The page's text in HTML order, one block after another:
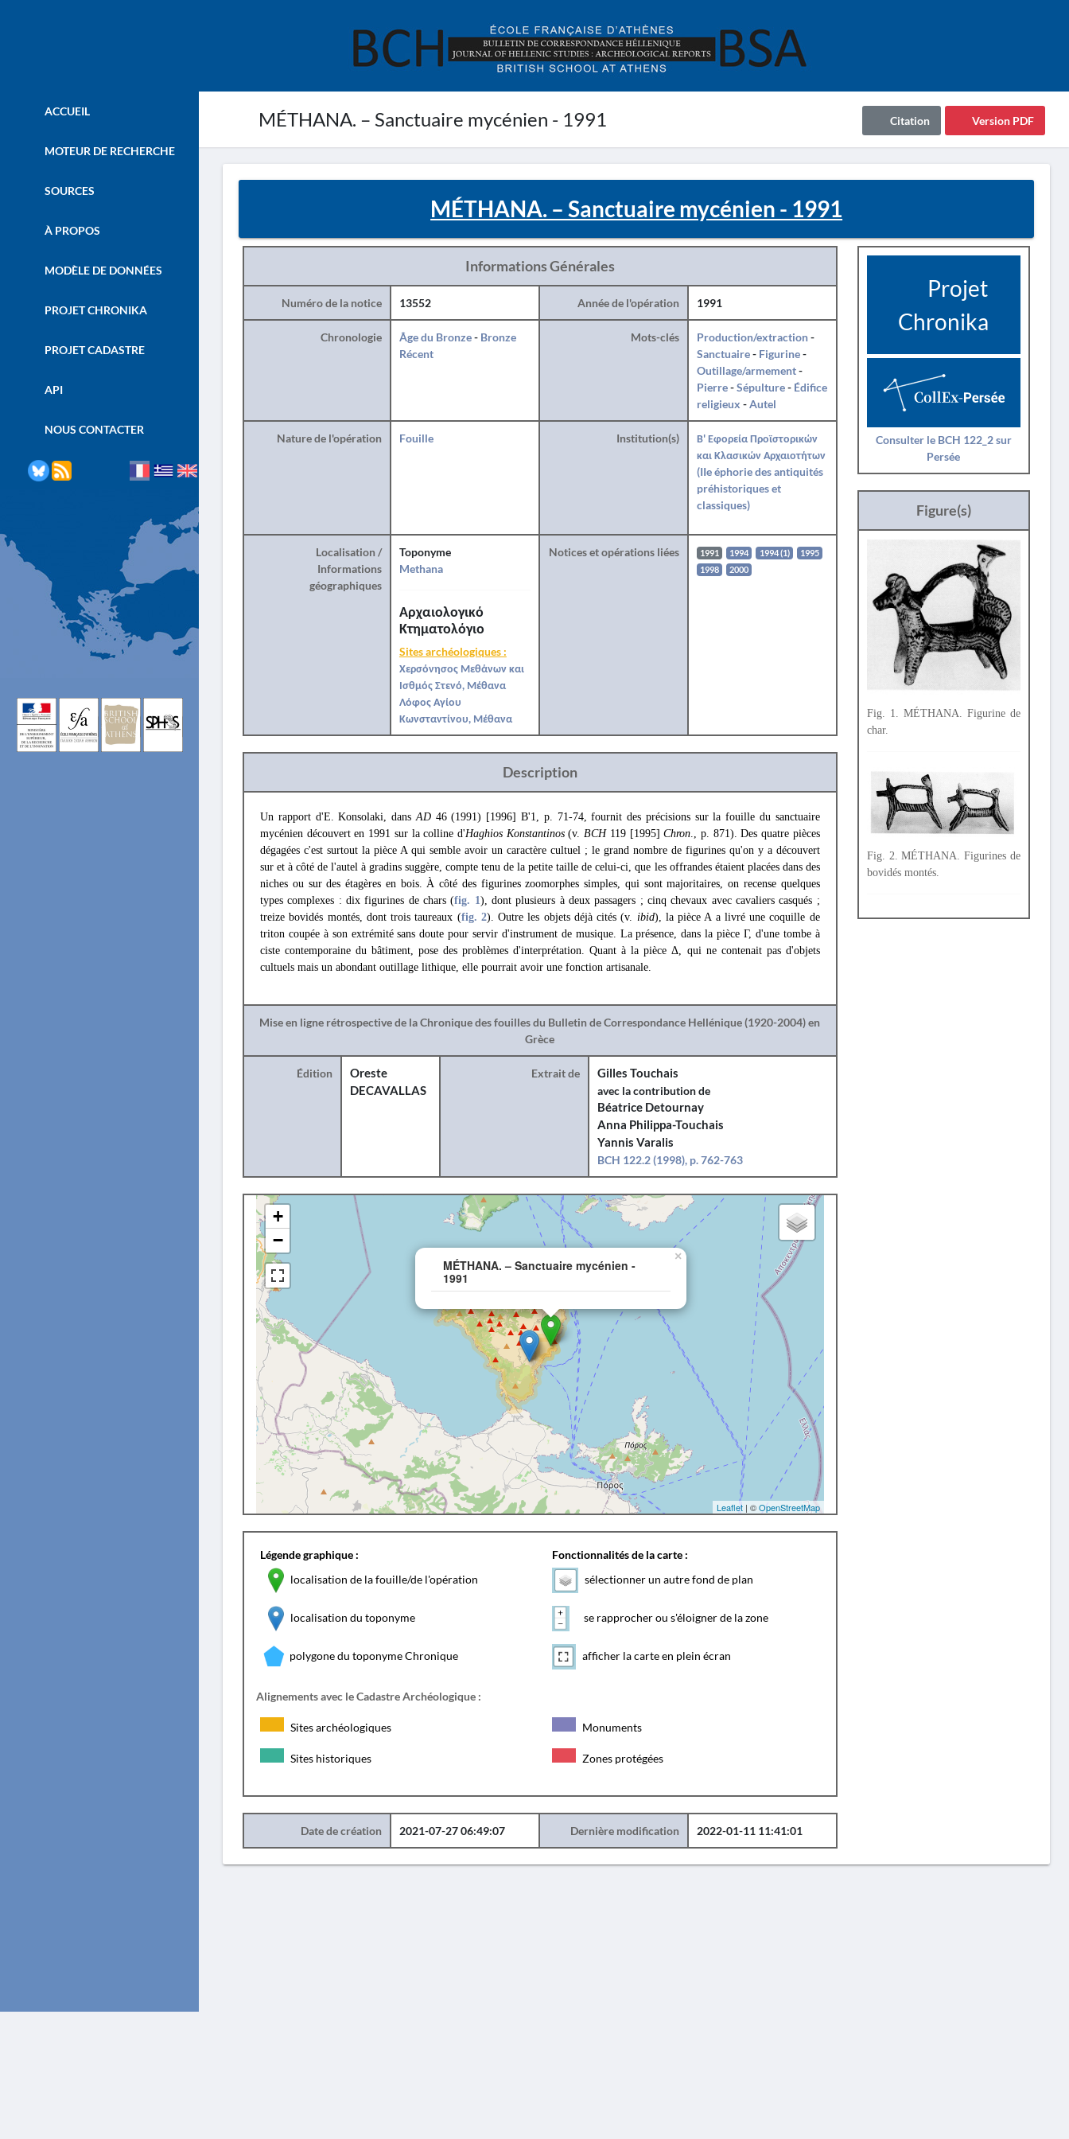
MÉTHANA. – Sanctuaire mycénien - 1991 Version PDF
Citation
ACCUEIL
MOTEUR DE RECHERCHE
SOURCES
À PROPOS
MODÈLE DE DONNÉES
PROJET CHRONIKA
PROJET CADASTRE
API
NOUS CONTACTER
MÉTHANA. – Sanctuaire mycénien - 1991
Informations Générales
Numéro de la notice 13552 Année de l'opération 1991
Chronologie Âge du Bronze- Bronze
Récent
Mots-clés Production/extraction-
Sanctuaire- Figurine-
Outillage/armement-
Pierre-Sépulture- Édifice
religieux -Autel
Nature de l'opération Fouille Institution(s)
Β' Εφορεία Προϊστορικών
και Κλασικών Αρχαιοτήτων
(IIe éphorie des antiquités
préhistoriques et
classiques)
Localisation /
Informations
géographiques
Toponyme
Methana
Αρχαιολογικό
Κτηματολόγιο
Sites archéologiques :
Χερσόνησος Μεθάνων και
Ισθμός Στενό, Μέθανα
Λόφος Αγίου
Κωνσταντίνου, Μέθανα
Notices et opérations liées 1991 1994 1994 (1)
1995
1998
2000
Description
Un rapport d'E. Konsolaki, dansAD 46 (1991) [1996] Β'1, p. 71-74, fournit des précisions sur la fouille du sanctuaire
mycénien découvert en 1991 sur la colline d'Haghios Konstantinos(v.BCH 119 [1995]Chron., p. 871). Des quatre pièces
dégagées c'est surtout la pièce A qui semble avoir un caractère cultuel ; le grand nombre de figurines qu'on y a découvert
sur et à côté de l'autel à gradins suggère, compte tenu de la petite taille de celui-ci, que les offrandes étaient placées dans des
niches ou sur des étagères en bois. À côté des figurines zoomorphes simples, qui sont majoritaires, on recense quelques
types complexes : dix figurines de chars (fig. 1), dont plusieurs à deux passagers ; cinq chevaux avec cavaliers casqués ;
treize bovidés montés, dont trois taureaux (fig. 2). Outre les objets déjà cités (v. ibid), la pièce A a livré une coquille de
triton coupée à son extrémité sans doute pour servir d'instrument de musique. La présence, dans la pièce Γ, d'une tombe à
ciste contemporaine du bâtiment, pose des problèmes d'interprétation. Quant à la pièce Δ, qui ne contenait pas d'objets
cultuels mais un abondant outillage lithique, elle pourrait avoir une fonction artisanale.
Mise en ligne rétrospective de la Chronique des fouilles du Bulletin de Correspondance Hellénique (1920-2004) en
Grèce
Édition
Oreste
DECAVALLAS
Extrait de
Gilles Touchais
avec la contribution de
Béatrice Detournay
Anna Philippa-Touchais
Yannis Varalis
BCH 122.2 (1998), p. 762-763
MÉTHANA. – Sanctuaire mycénien -
1991
×
+
−
Leaflet| ©OpenStreetMap
Légende graphique :
localisation de la fouille/de l'opération
localisation du toponyme
polygone du toponyme Chronique
Fonctionnalités de la carte :
sélectionner un autre fond de plan
se rapprocher ou s'éloigner de la zone
afficher la carte en plein écran
Alignements avec le Cadastre Archéologique :
Sites archéologiques Monuments
Sites historiques Zones protégées
Date de création 2021-07-27 06:49:07 Dernière modification 2022-01-11 11:41:01
Projet
Chronika
Consulter le BCH 122_2 sur
Persée
Figure(s)
Fig. 1. MÉTHANA. Figurine de
char.
Fig. 2. MÉTHANA. Figurines de
bovidés montés.